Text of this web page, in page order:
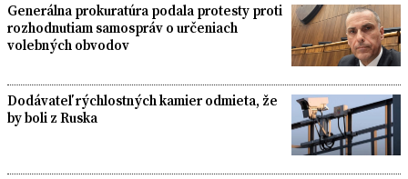
Generálna prokuratúra podala protesty proti
rozhodnutiam samospráv o určeniach
volebných obvodov
Dodávateľ rýchlostných kamier odmieta, že
by boli z Ruska